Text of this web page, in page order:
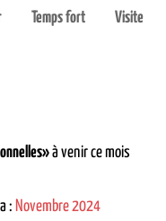
Temps fort Visite
à venir ce mois
: Novembre 2024